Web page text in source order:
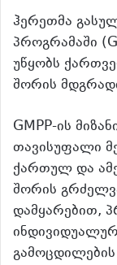
ჰერეთმა
პროგრამაში
უწყობს
შორის
GMPP-ის
თავისუფალი
ქართულ და
შორის
დამყარებით,